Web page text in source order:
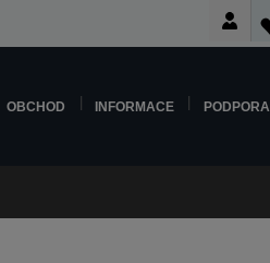
OBCHOD INFORMACE PODPORA